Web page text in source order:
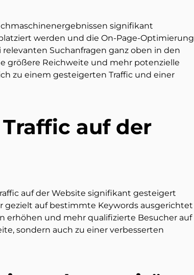
signifikant
werden und die On-Page-Optimierung
Suchanfragen ganz oben in den
größere Reichweite und mehr potenzielle
zu einem gesteigerten Traffic und einer
auf der
auf der Website signifikant gesteigert
auf bestimmte Keywords ausgerichtet
erhöhen und mehr qualifizierte Besucher auf
sondern auch zu einer verbesserten